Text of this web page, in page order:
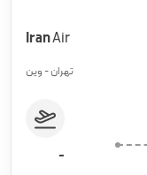
Air
تهران - وین
-